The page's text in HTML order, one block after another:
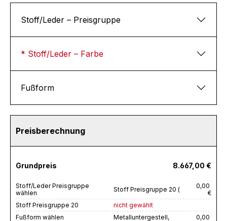
Stoff/Leder – Preisgruppe
* Stoff/Leder – Farbe
Fußform
Preisberechnung
Grundpreis 8.667,00 €
Stoff/Leder Preisgruppe
wählen
Stoff Preisgruppe 20 (
0,00
€
Stoff Preisgruppe 20
nicht gewählt
Fußform wählen
Metalluntergestell,
0,00